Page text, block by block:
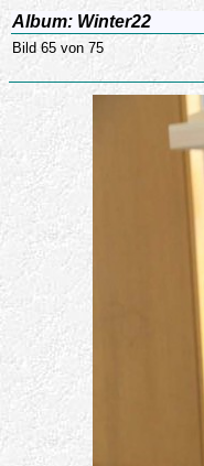
Album: Winter22
Bild 65 von 75